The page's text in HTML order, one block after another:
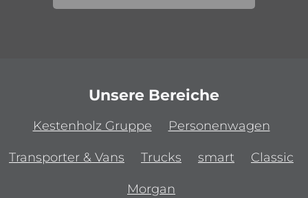
Unsere Bereiche
Kestenholz Gruppe Personenwagen
Transporter & Vans Trucks smart Classic
Morgan